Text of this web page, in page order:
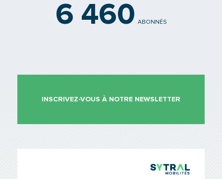
6 460 ABONNÉS
INSCRIVEZ-VOUS À NOTRE NEWSLETTER